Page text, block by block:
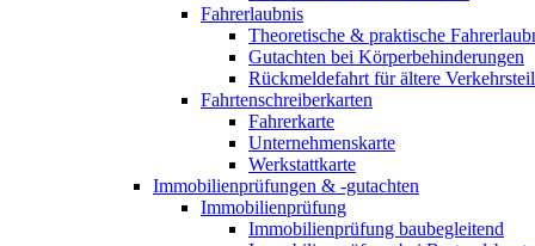
Fahrerlaubnis
Theoretische & praktische
Gutachten bei Körperbehinderungen
Rückmeldefahrt für ältere
Fahrtenschreiberkarten
Fahrerkarte
Unternehmenskarte
Werkstattkarte
Immobilienprüfungen & -gutachten
Immobilienprüfung
Immobilienprüfung baubegleitend